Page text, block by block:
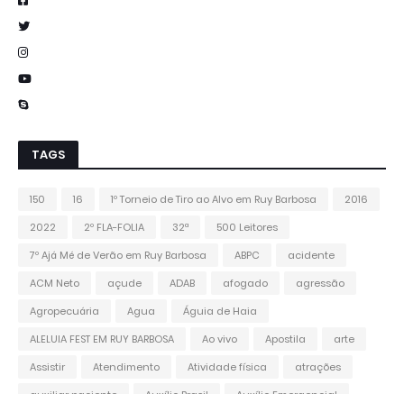
TAGS
150 16 1º Torneio de Tiro ao Alvo em Ruy Barbosa
2016
2022
2º FLA-FOLIA 32ª
500 Leitores
7º Ajá Mé de Verão em Ruy Barbosa
ABPC
acidente
ACM Neto
açude ADAB afogado
agressão
Agropecuária
Agua
Águia de Haia
ALELUIA FEST EM RUY BARBOSA
Ao vivo Apostila
arte
Assistir
Atendimento Atividade física
atrações